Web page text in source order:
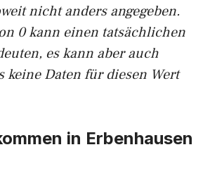
nicht anders angegeben.
0 kann einen tatsächlichen
es kann aber auch
keine Daten für diesen Wert
in Erbenhausen